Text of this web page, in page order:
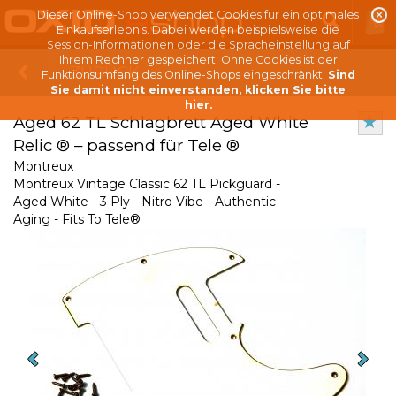
Dieser Online-Shop verwendet Cookies für ein optimales
Einkaufserlebnis. Dabei werden beispielsweise die
Session-Informationen oder die Spracheinstellung auf
Ihrem Rechner gespeichert. Ohne Cookies ist der
Funktionsumfang des Online-Shops eingeschränkt. Sind
Sie damit nicht einverstanden, klicken Sie bitte
hier.
ZURÜCK
Aged 62 TL Schlagbrett Aged White
Relic ® – passend für Tele ®
Montreux
Montreux Vintage Classic 62 TL Pickguard -
Aged White - 3 Ply - Nitro Vibe - Authentic
Aging - Fits To Tele®